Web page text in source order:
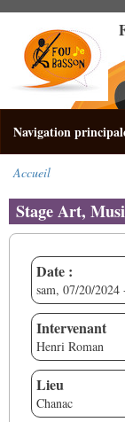
contenu
principal
Navigation
d'Ariane
Accueil
Stage Art,
Date :
sam, 07/20/2024
Intervenant
Henri Roman
Lieu
Chanac